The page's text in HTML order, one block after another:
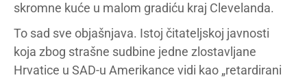
skromne kuće u malom gradiću kraj Clevelanda.
To sad sve objašnjava. Istoj čitateljskoj javnosti
koja zbog strašne sudbine jedne zlostavljane
Hrvatice u SAD-u Amerikance vidi kao „retardirani